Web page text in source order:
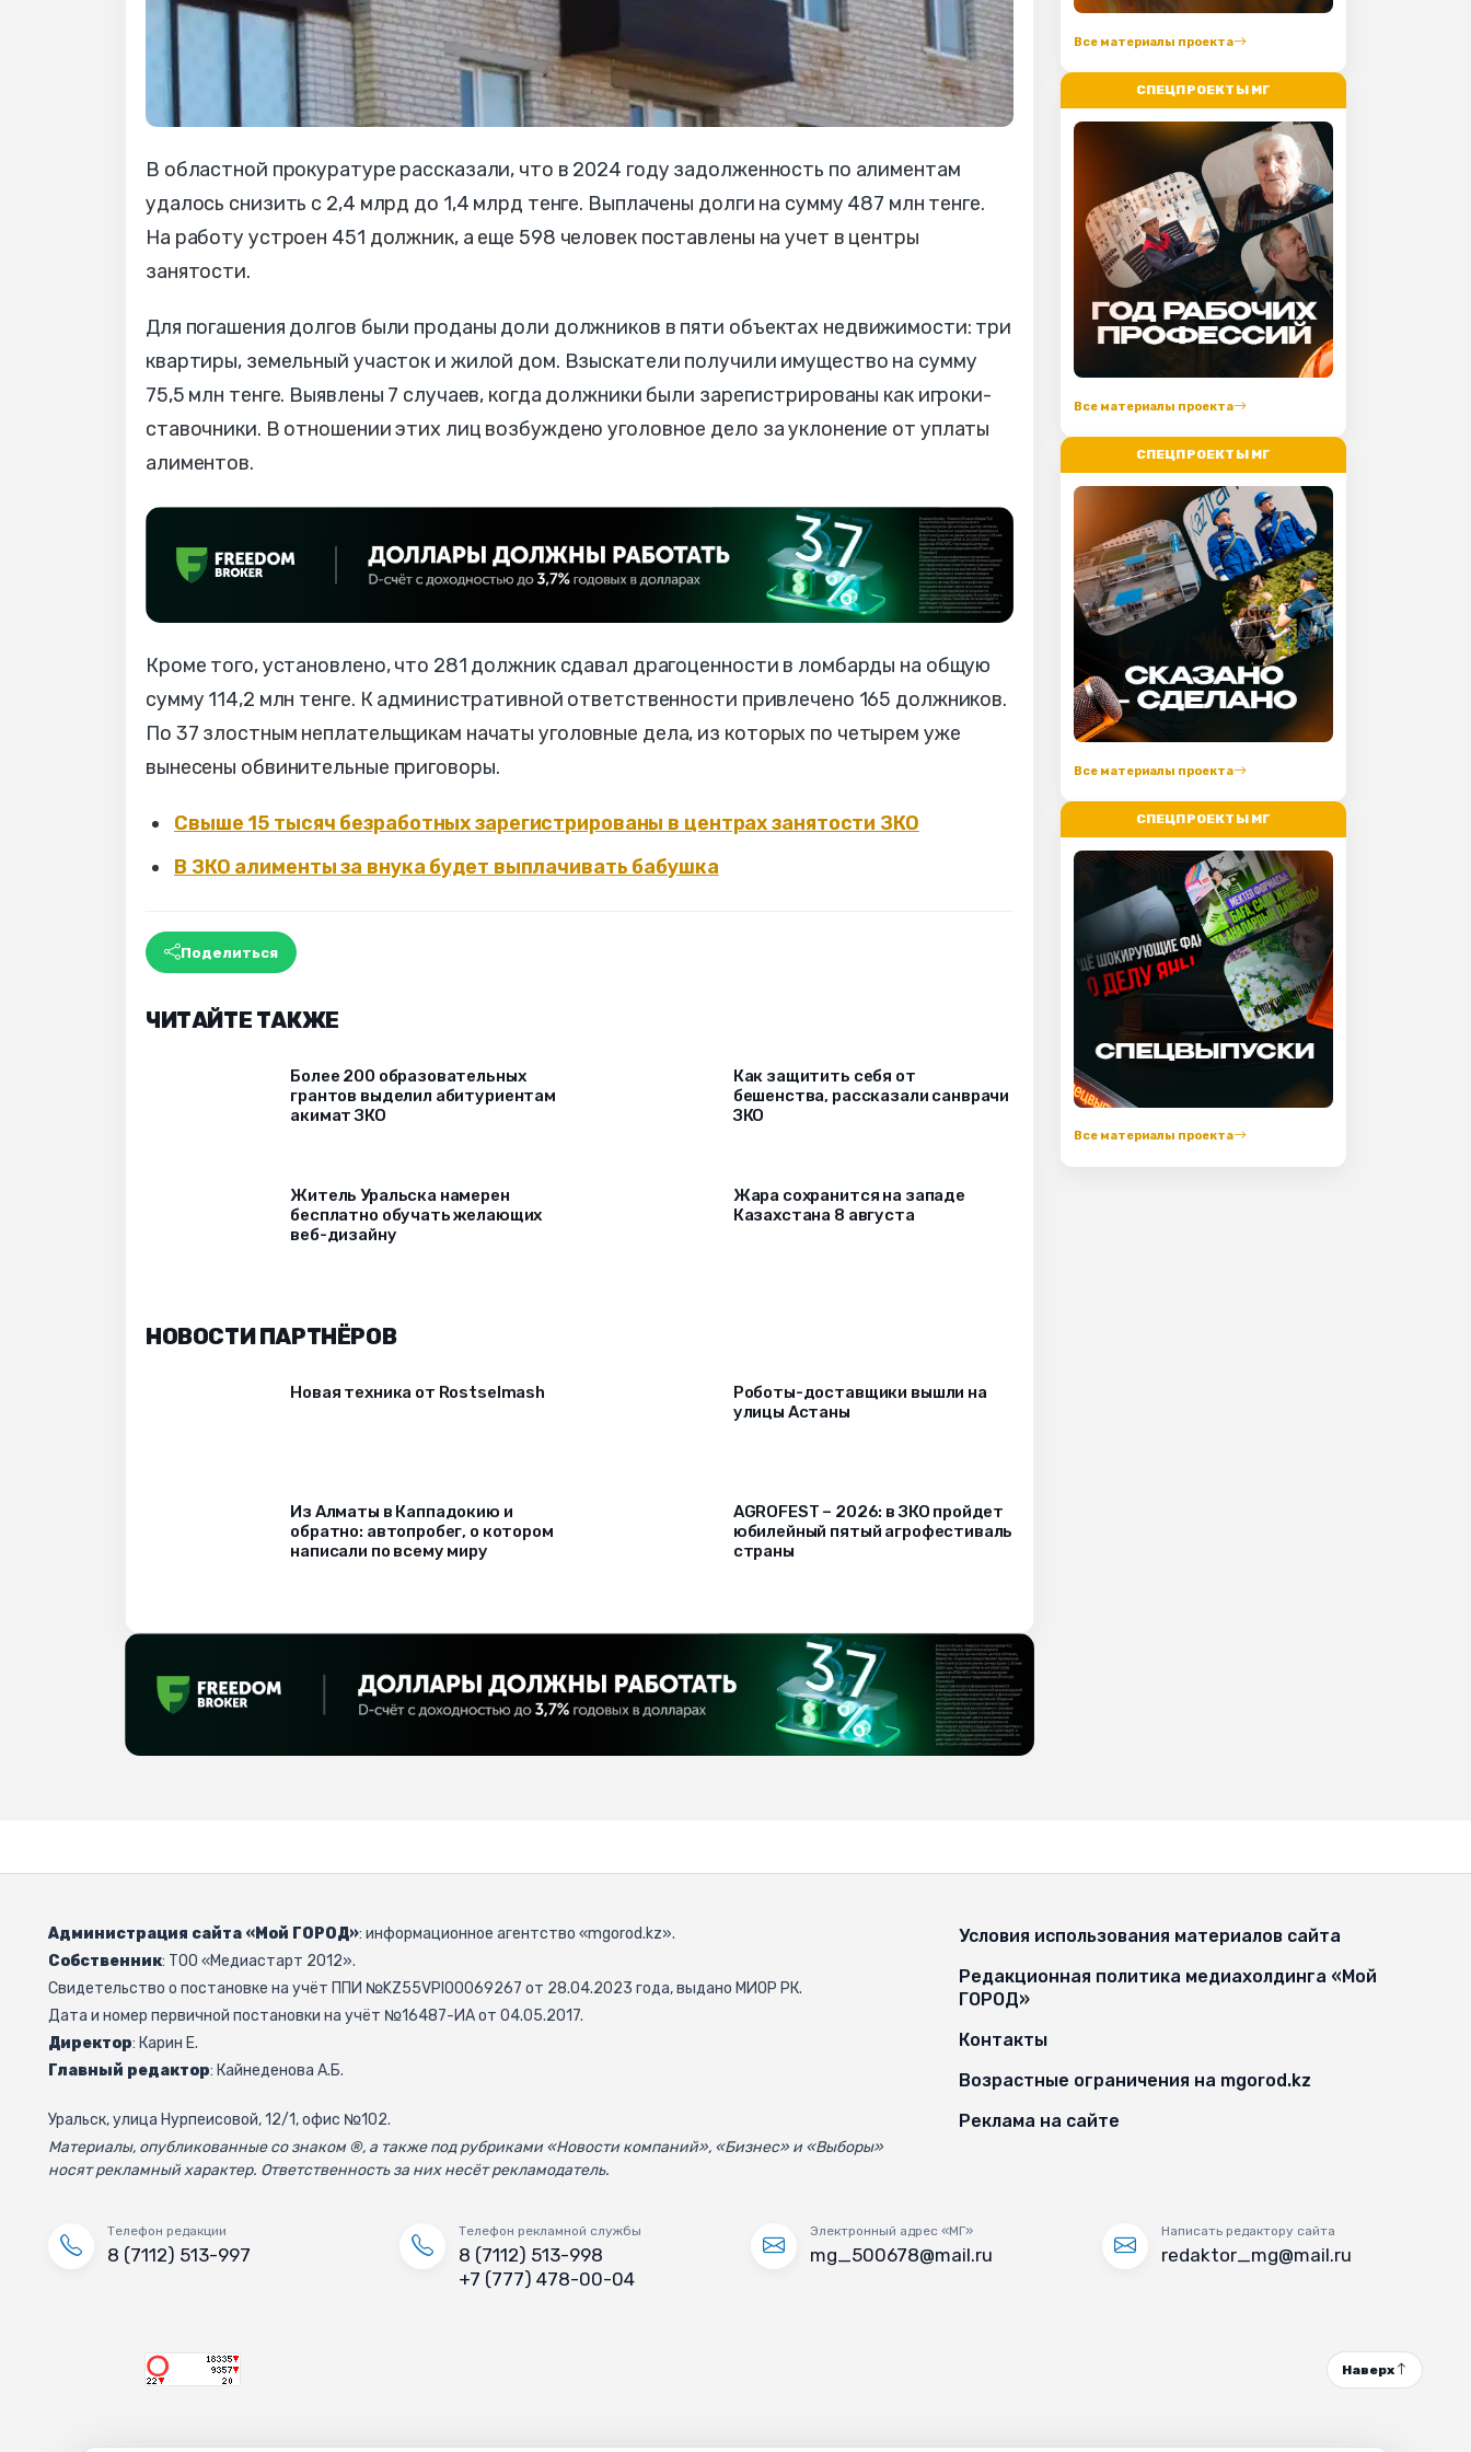
В областной прокуратуре рассказали, что в 2024 году задолженность по алиментам
удалось снизить с 2,4 млрд до 1,4 млрд тенге. Выплачены долги на сумму 487 млн тенге.
На работу устроен 451 должник, а еще 598 человек поставлены на учет в центры
занятости.
Для погашения долгов были проданы доли должников в пяти объектах недвижимости: три
квартиры, земельный участок и жилой дом. Взыскатели получили имущество на сумму
75,5 млн тенге. Выявлены 7 случаев, когда должники были зарегистрированы как игроки-
ставочники. В отношении этих лиц возбуждено уголовное дело за уклонение от уплаты
алиментов.
Кроме того, установлено, что 281 должник сдавал драгоценности в ломбарды на общую
сумму 114,2 млн тенге. К административной ответственности привлечено 165 должников.
По 37 злостным неплательщикам начаты уголовные дела, из которых по четырем уже
вынесены обвинительные приговоры.
Свыше 15 тысяч безработных зарегистрированы в центрах занятости ЗКО
В ЗКО алименты за внука будет выплачивать бабушка
Поделиться
ЧИТАЙТЕ ТАКЖЕ
Более 200 образовательных
грантов выделил абитуриентам
акимат ЗКО
Как защитить себя от
бешенства, рассказали санврачи
ЗКО
Житель Уральска намерен
бесплатно обучать желающих
веб-дизайну
Жара сохранится на западе
Казахстана 8 августа
НОВОСТИ ПАРТНЁРОВ
Новая техника от Rostselmash
Роботы-доставщики вышли на
улицы Астаны
Из Алматы в Каппадокию и
обратно: автопробег, о котором
написали по всему миру
AGROFEST – 2026: в ЗКО пройдет
юбилейный пятый агрофестиваль
страны
Все материалы проекта
СПЕЦПРОЕКТЫ МГ
Все материалы проекта
СПЕЦПРОЕКТЫ МГ
Все материалы проекта
СПЕЦПРОЕКТЫ МГ
Все материалы проекта
Администрация сайта «Мой ГОРОД»: информационное агентство «mgorod.kz».
Собственник: ТОО «Медиастарт 2012».
Свидетельство о постановке на учёт ППИ №KZ55VPI00069267 от 28.04.2023 года, выдано МИОР РК.
Дата и номер первичной постановки на учёт №16487-ИА от 04.05.2017.
Директор: Карин Е.
Главный редактор: Кайнеденова А.Б.
Уральск, улица Нурпеисовой, 12/1, офис №102.
Материалы, опубликованные со знаком ®, а также под рубриками «Новости компаний», «Бизнес» и «Выборы»
носят рекламный характер. Ответственность за них несёт рекламодатель.
Условия использования материалов сайта
Редакционная политика медиахолдинга «Мой
ГОРОД»
Контакты
Возрастные ограничения на mgorod.kz
Реклама на сайте
Телефон редакции
8 (7112) 513-997
Телефон рекламной службы
8 (7112) 513-998
+7 (777) 478-00-04
Электронный адрес «МГ»
mg_500678@mail.ru
Написать редактору сайта
redaktor_mg@mail.ru
Наверх